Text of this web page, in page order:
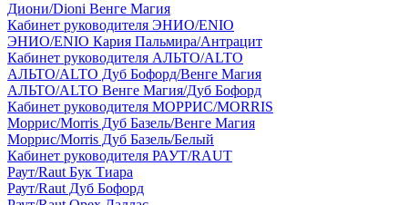
Диони/Dioni Венге Магия
Кабинет руководителя ЭНИО/ENIO
ЭНИО/ENIO Кария Пальмира/Антрацит
Кабинет руководителя АЛЬТО/ALTO
АЛЬТО/ALTO Дуб Бофорд/Венге Магия
АЛЬТО/ALTO Венге Магия/Дуб Бофорд
Кабинет руководителя МОРРИС/MORRIS
Моррис/Morris Дуб Базель/Венге Магия
Моррис/Morris Дуб Базель/Белый
Кабинет руководителя РАУТ/RAUT
Раут/Raut Бук Тиара
Раут/Raut Дуб Бофорд